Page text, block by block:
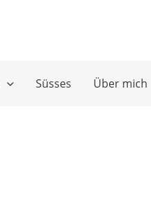
Süsses Über mich